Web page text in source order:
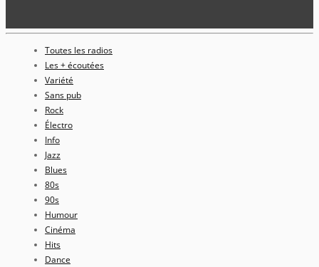
Toutes les radios
Les + écoutées
Variété
Sans pub
Rock
Électro
Info
Jazz
Blues
80s
90s
Humour
Cinéma
Hits
Dance